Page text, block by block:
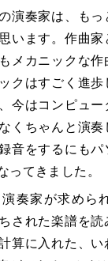
演奏家は、も
います。作曲
メカニックな作
クはすごく進
今はコンピュ
くちゃんと演
音をするにも
ってきました。
奏家が求めら
された楽譜を
算に入れた、い